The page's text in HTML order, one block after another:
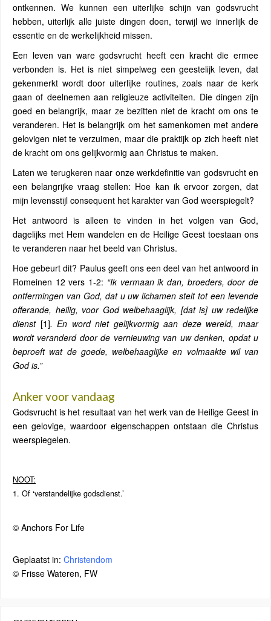
ontkennen. We kunnen een uiterlijke schijn van godsvrucht
hebben, uiterlijk alle juiste dingen doen, terwijl we innerlijk de
essentie en de werkelijkheid missen.
Een leven van ware godsvrucht heeft een kracht die ermee
verbonden is. Het is niet simpelweg een geestelijk leven, dat
gekenmerkt wordt door uiterlijke routines, zoals naar de kerk
gaan of deelnemen aan religieuze activiteiten. Die dingen zijn
goed en belangrijk, maar ze bezitten niet de kracht om ons te
veranderen. Het is belangrijk om het samenkomen met andere
gelovigen niet te verzuimen, maar die praktijk op zich heeft niet
de kracht om ons gelijkvormig aan Christus te maken.
Laten we terugkeren naar onze werkdefinitie van godsvrucht en
een belangrijke vraag stellen: Hoe kan ik ervoor zorgen, dat
mijn levensstijl consequent het karakter van God weerspiegelt?
Het antwoord is alleen te vinden in het volgen van God,
dagelijks met Hem wandelen en de Heilige Geest toestaan ​​ons
te veranderen naar het beeld van Christus.
Hoe gebeurt dit? Paulus geeft ons een deel van het antwoord in
Romeinen 12 vers 1-2: “Ik vermaan ik dan, broeders, door de
ontfermingen van God, dat u uw lichamen stelt tot een levende
offerande, heilig, voor God welbehaaglijk, [dat is] uw redelijke
dienst [1]. En word niet gelijkvormig aan deze wereld, maar
wordt veranderd door de vernieuwing van uw denken, opdat u
beproeft wat de goede, welbehaaglijke en volmaakte wil van
God is.”
Anker voor vandaag
Godsvrucht is het resultaat van het werk van de Heilige Geest in
een gelovige, waardoor eigenschappen ontstaan ​​die Christus
weerspiegelen.
NOOT:
1. Of ‘verstandelijke godsdienst.’
© Anchors For Life
Geplaatst in: Christendom
© Frisse Wateren, FW